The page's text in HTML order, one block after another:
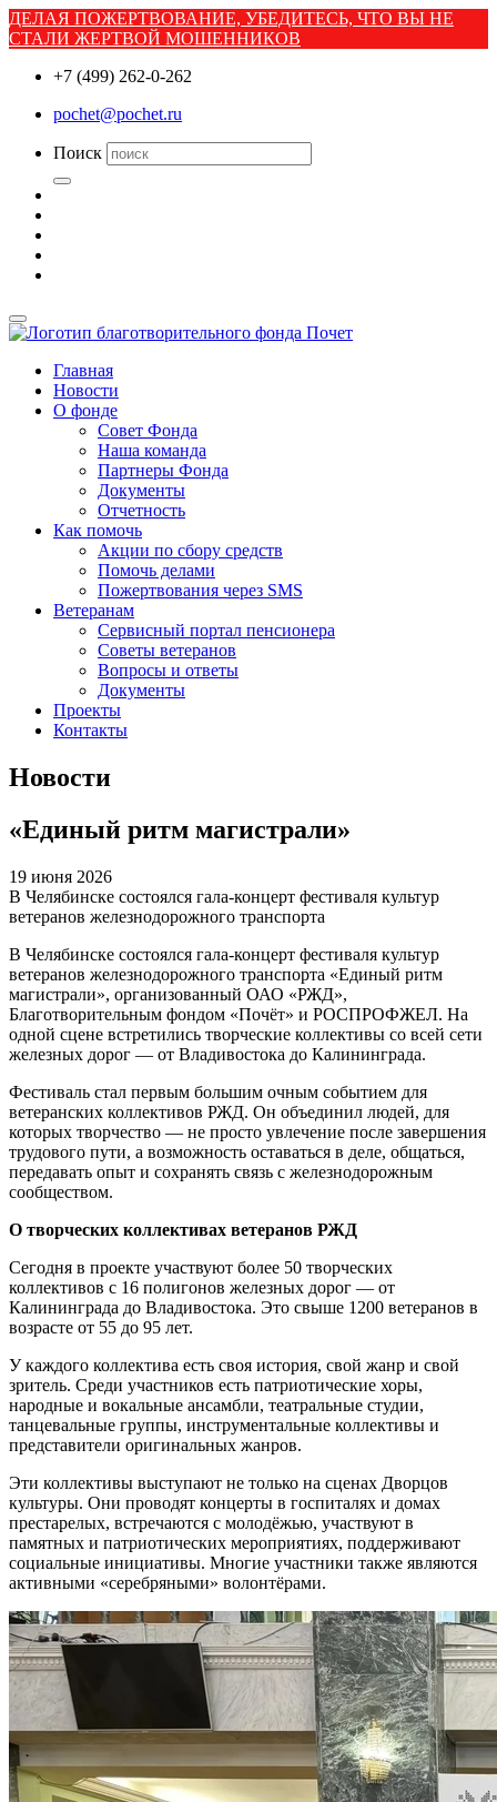
ДЕЛАЯ ПОЖЕРТВОВАНИЕ, УБЕДИТЕСЬ, ЧТО ВЫ НЕ
СТАЛИ ЖЕРТВОЙ МОШЕННИКОВ
+7 (499) 262-0-262
pochet@pochet.ru
Поиск
Главная
Новости
О фонде
Совет Фонда
Наша команда
Партнеры Фонда
Документы
Отчетность
Как помочь
Акции по сбору средств
Помочь делами
Пожертвования через SMS
Ветеранам
Сервисный портал пенсионера
Советы ветеранов
Вопросы и ответы
Документы
Проекты
Контакты
Новости
«Единый ритм магистрали»
19 июня 2026
В Челябинске состоялся гала-концерт фестиваля культур
ветеранов железнодорожного транспорта
В Челябинске состоялся гала-концерт фестиваля культур
ветеранов железнодорожного транспорта «Единый ритм
магистрали», организованный ОАО «РЖД»,
Благотворительным фондом «Почёт» и РОСПРОФЖЕЛ. На
одной сцене встретились творческие коллективы со всей сети
железных дорог — от Владивостока до Калининграда.
Фестиваль стал первым большим очным событием для
ветеранских коллективов РЖД. Он объединил людей, для
которых творчество — не просто увлечение после завершения
трудового пути, а возможность оставаться в деле, общаться,
передавать опыт и сохранять связь с железнодорожным
сообществом.
О творческих коллективах ветеранов РЖД
Сегодня в проекте участвуют более 50 творческих
коллективов с 16 полигонов железных дорог — от
Калининграда до Владивостока. Это свыше 1200 ветеранов в
возрасте от 55 до 95 лет.
У каждого коллектива есть своя история, свой жанр и свой
зритель. Среди участников есть патриотические хоры,
народные и вокальные ансамбли, театральные студии,
танцевальные группы, инструментальные коллективы и
представители оригинальных жанров.
Эти коллективы выступают не только на сценах Дворцов
культуры. Они проводят концерты в госпиталях и домах
престарелых, встречаются с молодёжью, участвуют в
памятных и патриотических мероприятиях, поддерживают
социальные инициативы. Многие участники также являются
активными «серебряными» волонтёрами.